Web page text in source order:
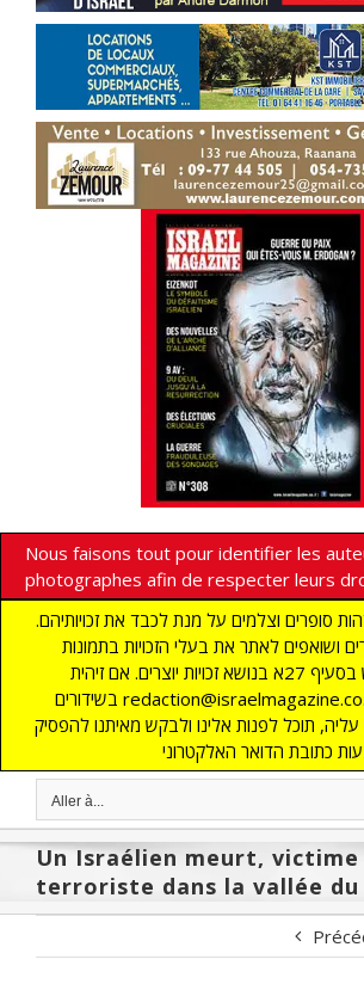
Nous faisons tout pour identifier les
photographes afin de respecter leurs
סופרים וצלמים על מנת לכבד את זכויותיהם.
ושואפים לאתר את בעלי הזכויות בתמונות
המגיעות אלינו כנדרש בסעיף 27א בנושא זכויות יוצרים. אם זיהית
בשידורים redaction@israelmagazine.co.il שלנו תמונה שאתה
עליה, תוכל לפנות אלינו ולבקש מאיתנו להפסיק
כתובת הדואר האלקטרוני
Aller à...
Un Israélien meurt, victime
terroriste dans la vallée du